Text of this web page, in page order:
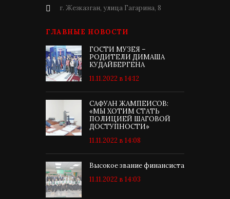
г. Жезказган, улица Гагарина, 8
ГЛАВНЫЕ НОВОСТИ
ГОСТИ МУЗЕЯ –
РОДИТЕЛИ ДИМАША
КУДАЙБЕРГЕНА
11.11.2022 в 14:12
САФУАН ЖАМПЕИСОВ:
«МЫ ХОТИМ СТАТЬ
ПОЛИЦИЕЙ ШАГОВОЙ
ДОСТУПНОСТИ»
11.11.2022 в 14:08
Высокое звание финансиста
11.11.2022 в 14:03